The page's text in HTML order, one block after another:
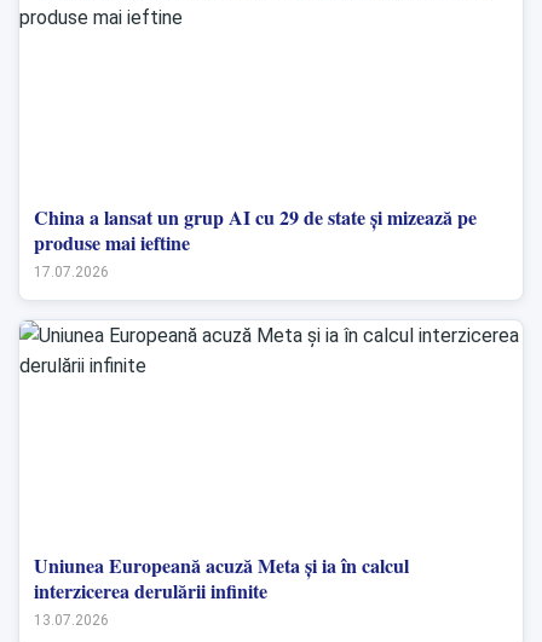
China a lansat un grup AI cu 29 de state și mizează pe
produse mai ieftine
17.07.2026
Uniunea Europeană acuză Meta și ia în calcul
interzicerea derulării infinite
13.07.2026